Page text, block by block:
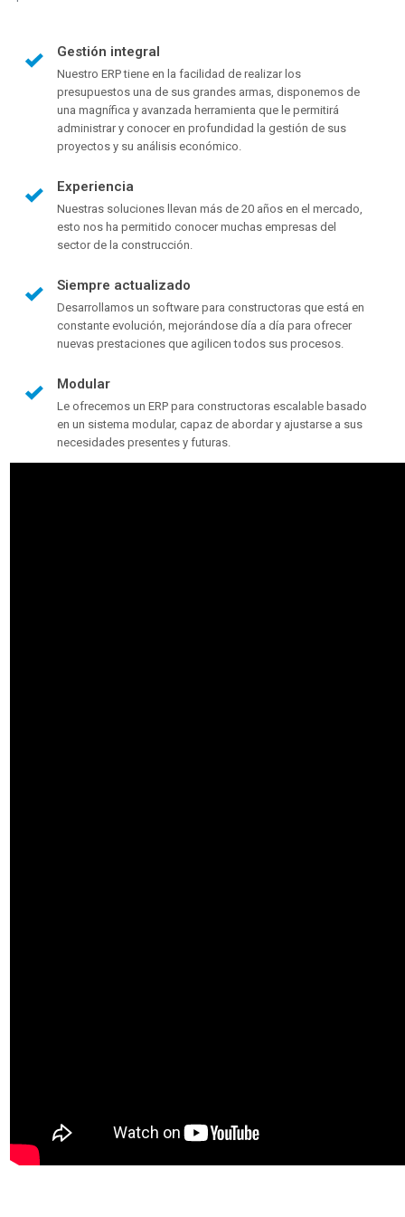
Gestión integral
Nuestro ERP tiene en la facilidad de realizar los
presupuestos una de sus grandes armas, disponemos de
una magnífica y avanzada herramienta que le permitirá
administrar y conocer en profundidad la gestión de sus
proyectos y su análisis económico.
Experiencia
Nuestras soluciones llevan más de 20 años en el mercado,
esto nos ha permitido conocer muchas empresas del
sector de la construcción.
Siempre actualizado
Desarrollamos un software para constructoras que está en
constante evolución, mejorándose día a día para ofrecer
nuevas prestaciones que agilicen todos sus procesos.
Modular
Le ofrecemos un ERP para constructoras escalable basado
en un sistema modular, capaz de abordar y ajustarse a sus
necesidades presentes y futuras.